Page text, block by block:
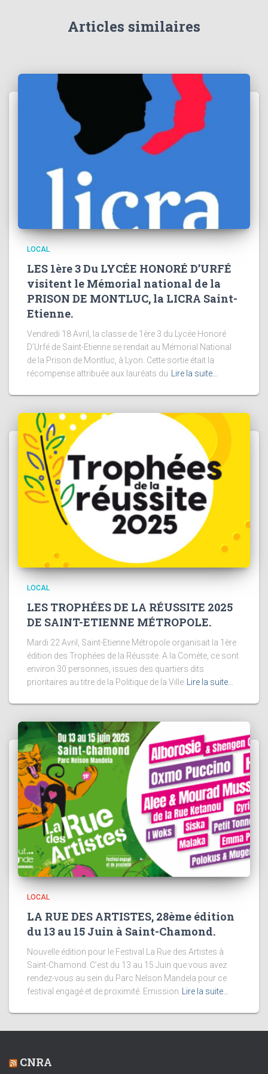
Articles similaires
LOCAL
LES 1ère 3 Du LYCÉE HONORÉ D’URFÉ
visitent le Mémorial national de la
PRISON DE MONTLUC, la LICRA Saint-
Etienne.
Vendredi 18 Avril, la classe de 1ère 3 du Lycée Honoré
D’Urfé de Saint-Etienne se rendait au Mémorial National
de la Prison de Montluc, à Lyon. Cette sortie était la
récompense attribuée aux lauréats du
Lire la suite…
LOCAL
LES TROPHÉES DE LA RÉUSSITE 2025
DE SAINT-ETIENNE MÉTROPOLE.
Mardi 22 Avril, Saint-Etienne Métropole organisait la 1ère
édition des Trophées de la Réussite. A la Comète, ce sont
environ 30 personnes, issues des quartiers dits
prioritaires au titre de la Politique de la Ville Lire la suite…
LOCAL
LA RUE DES ARTISTES, 28ème édition
du 13 au 15 Juin à Saint-Chamond.
Nouvelle édition pour le Festival La Rue des Artistes à
Saint-Chamond. C’est du 13 au 15 Juin que vous avez
rendez-vous au sein du Parc Nelson Mandela pour ce
festival engagé et de proximité. Emission
Lire la suite…
CNRA